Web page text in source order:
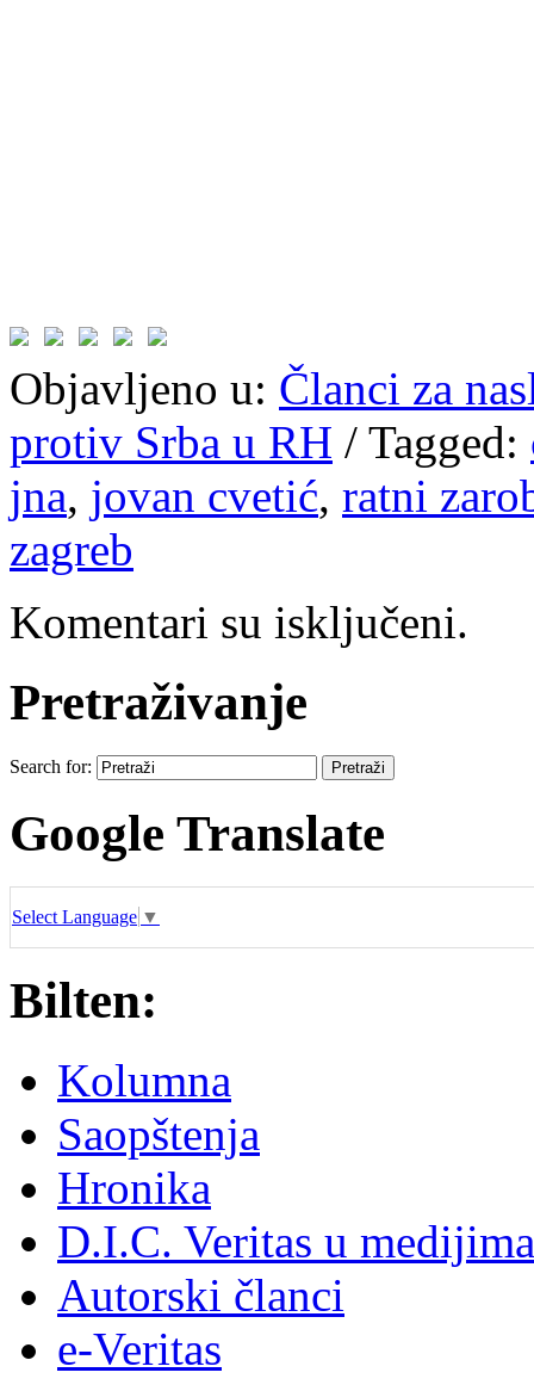
Objavljeno u: Članci za
protiv Srba u RH / Tagged:
jna, jovan cvetić, ratni
zagreb
Komentari su isključeni.
Pretraživanje
Search for:
Google Translate
Select Language ▼
Bilten:
Kolumna
Saopštenja
Hronika
D.I.C. Veritas u medijima
Autorski članci
e-Veritas